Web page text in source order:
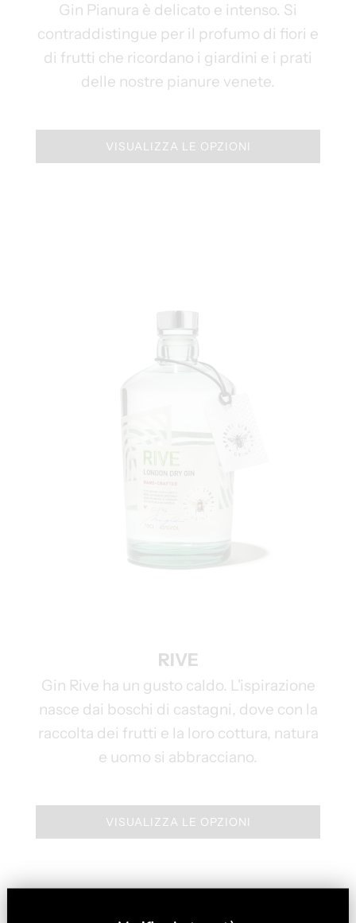
Gin Pianura è delicato e intenso. Si
contraddistingue per il profumo di fiori e
di frutti che ricordano i giardini e i prati
delle nostre pianure venete.
VISUALIZZA LE OPZIONI
RIVE
Gin Rive ha un gusto caldo. L'ispirazione
nasce dai boschi di castagni, dove con la
raccolta dei frutti e la loro cottura, natura
e uomo si abbracciano.
VISUALIZZA LE OPZIONI